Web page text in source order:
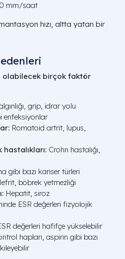
mm/saat
hızı, altta yatan bir
olabilecek birçok faktör
grip, idrar yolu
enfeksiyonlar
Romatoid artrit, lupus,
Crohn hastalığı,
gibi bazı kanser türleri
böbrek yetmezliği
Hepatit, siroz
ESR değerleri fizyolojik
değerleri hafifçe yükselebilir
hapları, aspirin gibi bazı